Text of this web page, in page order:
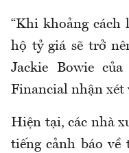
“Khi khoảng cách
hộ tỷ giá sẽ trở
Jackie Bowie
Financial nhận xét
Hiện tại, các nhà
tiếng cảnh báo về